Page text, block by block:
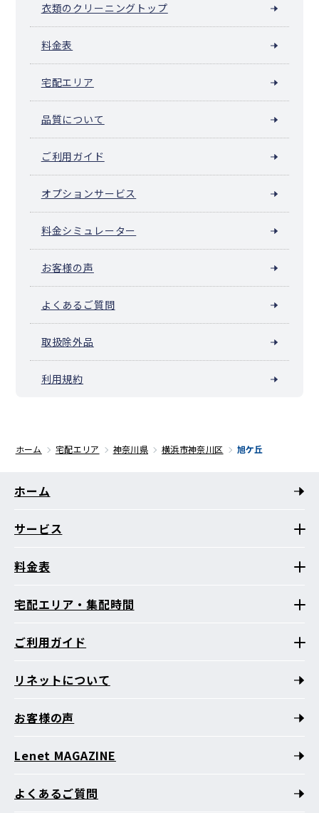
衣類のクリーニングトップ
料金表
宅配エリア
品質について
ご利用ガイド
オプションサービス
料金シミュレーター
お客様の声
よくあるご質問
取扱除外品
利用規約
ホーム 宅配エリア 神奈川県 横浜市神奈川区 旭ケ丘
ホーム
サービス
料金表
宅配エリア・集配時間
ご利用ガイド
リネットについて
お客様の声
Lenet MAGAZINE
よくあるご質問